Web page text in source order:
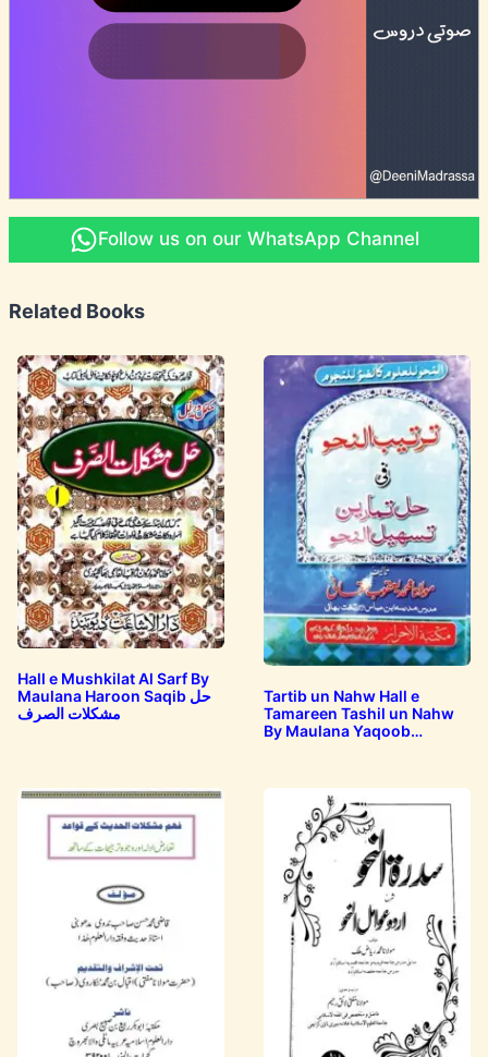
Follow us on our WhatsApp Channel
Related Books
Hall e Mushkilat Al Sarf By
Maulana Haroon Saqib حل
مشکلات الصرف
Tartib un Nahw Hall e
Tamareen Tashil un Nahw
By Maulana Yaqoob